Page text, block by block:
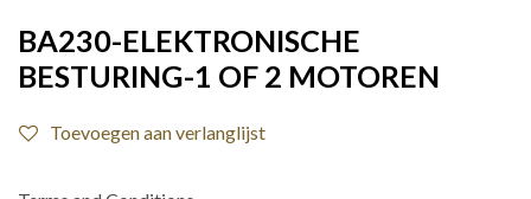
BA230-ELEKTRONISCHE
BESTURING-1 OF 2 MOTOREN
Toevoegen aan verlanglijst